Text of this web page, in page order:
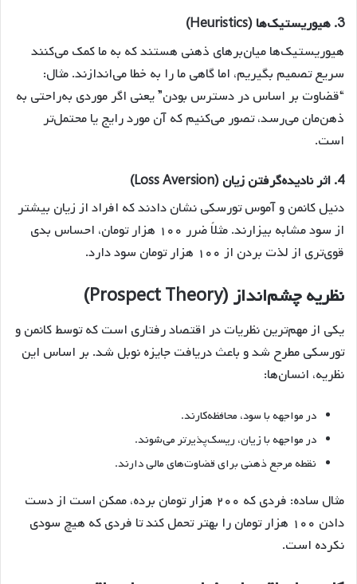
3. هیوریستیک‌ها (Heuristics)
هیوریستیک‌ها میان‌برهای ذهنی هستند که به ما کمک می‌کنند
سریع تصمیم بگیریم، اما گاهی ما را به خطا می‌اندازند. مثال:
“قضاوت بر اساس در دسترس بودن” یعنی اگر موردی به‌راحتی به
ذهن‌مان می‌رسد، تصور می‌کنیم که آن مورد رایج یا محتمل‌تر
است.
4. اثر نادیده‌گرفتن زیان (Loss Aversion)
دنیل کانمن و آموس تورسکی نشان دادند که افراد از زیان بیشتر
از سود مشابه بیزارند. مثلاً ضرر ۱۰۰ هزار تومان، احساس بدی
قوی‌تری از لذت بردن از ۱۰۰ هزار تومان سود دارد.
نظریه چشم‌انداز (Prospect Theory)
یکی از مهم‌ترین نظریات در اقتصاد رفتاری است که توسط کانمن و
تورسکی مطرح شد و باعث دریافت جایزه نوبل شد. بر اساس این
نظریه، انسان‌ها:
در مواجهه با سود، محافظه‌کارند.
در مواجهه با زیان، ریسک‌پذیرتر می‌شوند.
نقطه مرجع ذهنی برای قضاوت‌های مالی دارند.
مثال ساده: فردی که ۲۰۰ هزار تومان برده، ممکن است از دست
دادن ۱۰۰ هزار تومان را بهتر تحمل کند تا فردی که هیچ سودی
نکرده است.